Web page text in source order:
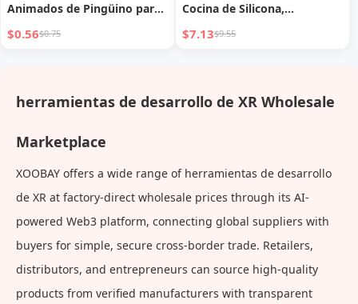
Animados de Pingüino para
Almacenamiento de
Dientes, Colección para
Cama, Teléfono
$0.56$0.75
Cocina de Silicona,
Herramientas de Cocina de
de Utensilios de Cocina,
para Entusiastas de la Cocina
$7.13$9.55
herramientas de desarrollo de XR Wholesale
Marketplace
XOOBAY offers a wide range of herramientas de desarrollo
de XR at factory-direct wholesale prices through its AI-
powered Web3 platform, connecting global suppliers with
buyers for simple, secure cross-border trade. Retailers,
distributors, and entrepreneurs can source high-quality
products from verified manufacturers with transparent